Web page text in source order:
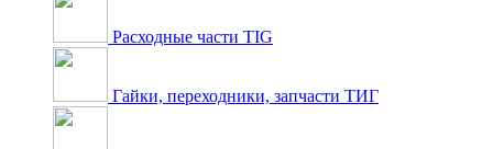
Расходные части TIG
Гайки, переходники, запчасти ТИГ